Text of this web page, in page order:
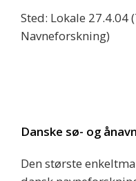
Sted: Lokale
Navneforskning)
Danske sø- og
Den største